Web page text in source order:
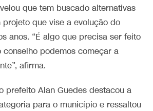
que tem buscado alternativas
que vise a evolução do
anos. “É algo que precisa ser feito
podemos começar a
afirma.
prefeito Alan Guedes destacou a
para o município e ressaltou